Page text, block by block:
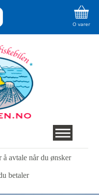
O varer
avtale når du ønsker
betaler